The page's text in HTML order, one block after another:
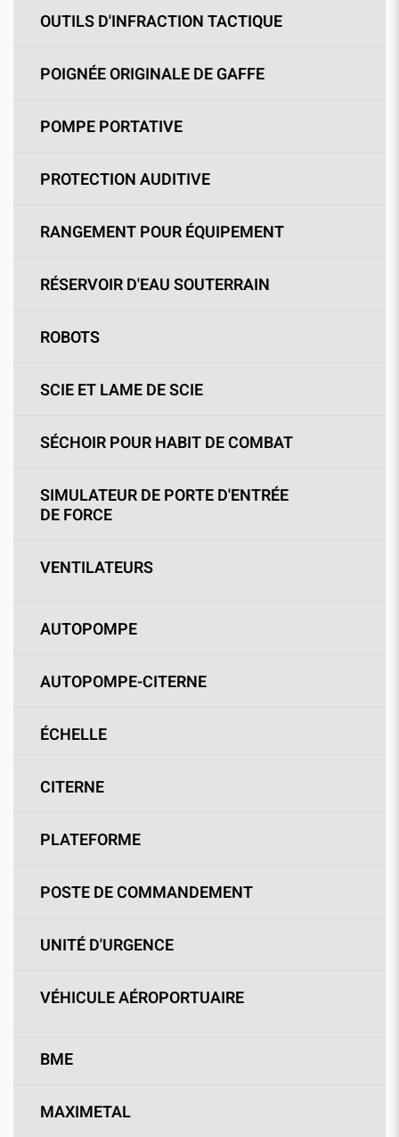
OUTILS D'INFRACTION TACTIQUE
POIGNÉE ORIGINALE DE GAFFE
POMPE PORTATIVE
PROTECTION AUDITIVE
RANGEMENT POUR ÉQUIPEMENT
RÉSERVOIR D'EAU SOUTERRAIN
ROBOTS
SCIE ET LAME DE SCIE
SÉCHOIR POUR HABIT DE COMBAT
SIMULATEUR DE PORTE D'ENTRÉE
DE FORCE
VENTILATEURS
AUTOPOMPE
AUTOPOMPE-CITERNE
ÉCHELLE
CITERNE
PLATEFORME
POSTE DE COMMANDEMENT
UNITÉ D'URGENCE
VÉHICULE AÉROPORTUAIRE
BME
MAXIMETAL